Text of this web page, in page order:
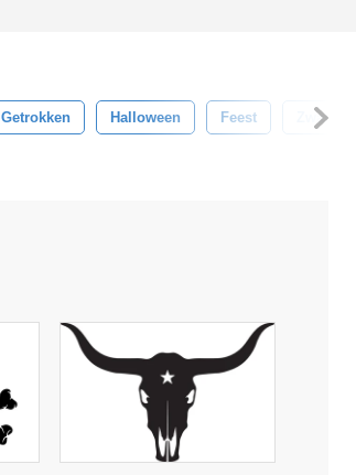
Getrokken Halloween Feest Zwart